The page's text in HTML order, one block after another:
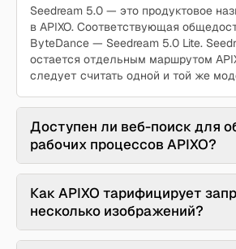
Seedream 5.0 — это продуктовое
в APIXO. Соответствующая
ByteDance — Seedream 5.0 Lite.
остается отдельным маршрутом
следует считать одной и той же
Доступен ли веб-поиск для
рабочих процессов APIXO?
Как APIXO тарифицирует
несколько изображений?